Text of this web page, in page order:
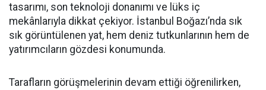
tasarımı, son teknoloji donanımı ve lüks iç
mekânlarıyla dikkat çekiyor. İstanbul Boğazı’nda sık
sık görüntülenen yat, hem deniz tutkunlarının hem de
yatırımcıların gözdesi konumunda.
Tarafların görüşmelerinin devam ettiği öğrenilirken,